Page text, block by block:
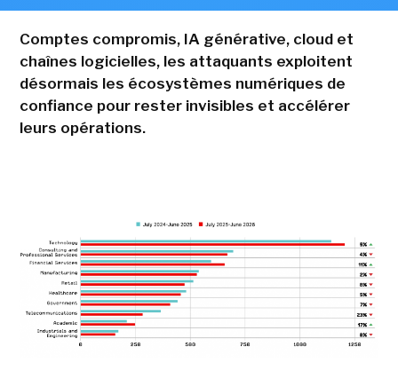
Comptes compromis, IA générative, cloud et
chaînes logicielles, les attaquants exploitent
désormais les écosystèmes numériques de
confiance pour rester invisibles et accélérer
leurs opérations.